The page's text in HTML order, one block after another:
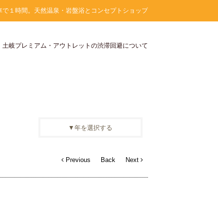
で１時間。天然温泉・岩盤浴とコンセプトショップ
土岐プレミアム・アウトレットの渋滞回避について
▼年を選択する
Previous Back Next